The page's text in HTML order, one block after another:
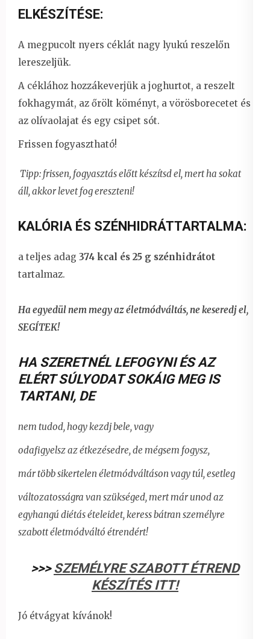
ELKÉSZÍTÉSE:
A megpucolt nyers céklát nagy lyukú reszelőn
lereszeljük.
A céklához hozzákeverjük a joghurtot, a reszelt
fokhagymát, az őrölt köményt, a vörösborecetet és
az olívaolajat és egy csipet sót.
Frissen fogyasztható!
Tipp: frissen, fogyasztás előtt készítsd el, mert ha sokat
áll, akkor levet fog ereszteni!
KALÓRIA ÉS SZÉNHIDRÁTTARTALMA:
a teljes adag 374 kcal és 25 g szénhidrátot
tartalmaz.
Ha egyedül nem megy az életmódváltás, ne keseredj el,
SEGÍTEK!
HA SZERETNÉL LEFOGYNI ÉS AZ
ELÉRT SÚLYODAT SOKÁIG MEG IS
TARTANI, DE
nem tudod, hogy kezdj bele, vagy
odafigyelsz az étkezésedre, de mégsem fogysz,
már több sikertelen életmódváltáson vagy túl, esetleg
változatosságra van szükséged, mert már unod az
egyhangú diétás ételeidet, keress bátran személyre
szabott életmódváltó étrendért!
>>>SZEMÉLYRE SZABOTT ÉTREND
KÉSZÍTÉS ITT!
Jó étvágyat kívánok!